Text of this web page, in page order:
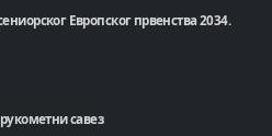
Европског првенства 2034.
савез